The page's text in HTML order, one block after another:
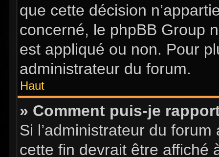
que cette décision
concerné, le phpBB Group
est appliqué ou non. Pour
administrateur du forum.
Haut
» Comment puis-je
Si l’administrateur du
cette fin devrait être affiché